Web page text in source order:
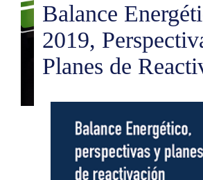
Balance
2019,
Planes de